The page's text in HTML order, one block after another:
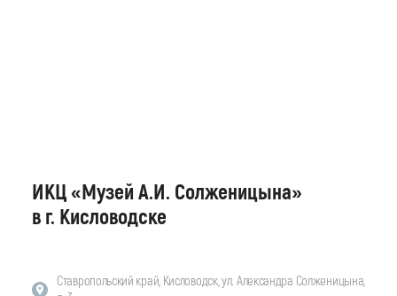
ИКЦ «Музей А.И. Солженицына»
в г. Кисловодске
Ставропольский край, Кисловодск, ул. Александра Солженицына,